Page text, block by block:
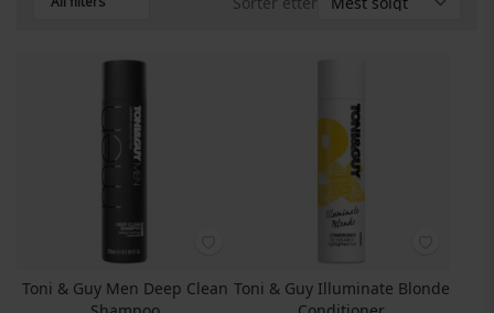
Toni & Guy Men Deep Clean Toni & Guy Illuminate Blonde